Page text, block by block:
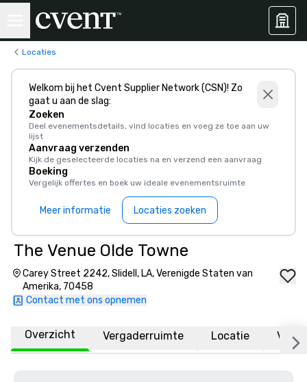
Locaties
Welkom bij het Cvent Supplier Network (CSN)! Zo
gaat u aan de slag:
Zoeken
Deel evenementsdetails, vind locaties en voeg ze toe aan uw
lijst
Aanvraag verzenden
Kijk de geselecteerde locaties na en verzend een aanvraag
Boeking
Vergelijk offertes en boek uw ideale evenementsruimte
Meer informatie Locaties zoeken
The Venue Olde Towne
Carey Street 2242, Slidell, LA, Verenigde Staten van
Amerika, 70458
Contact met ons opnemen
Overzicht Vergaderruimte Locatie